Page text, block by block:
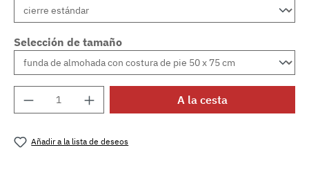
Selección de tamaño
Cantidad del producto: introduce la
A la cesta
Añadir a la lista de deseos